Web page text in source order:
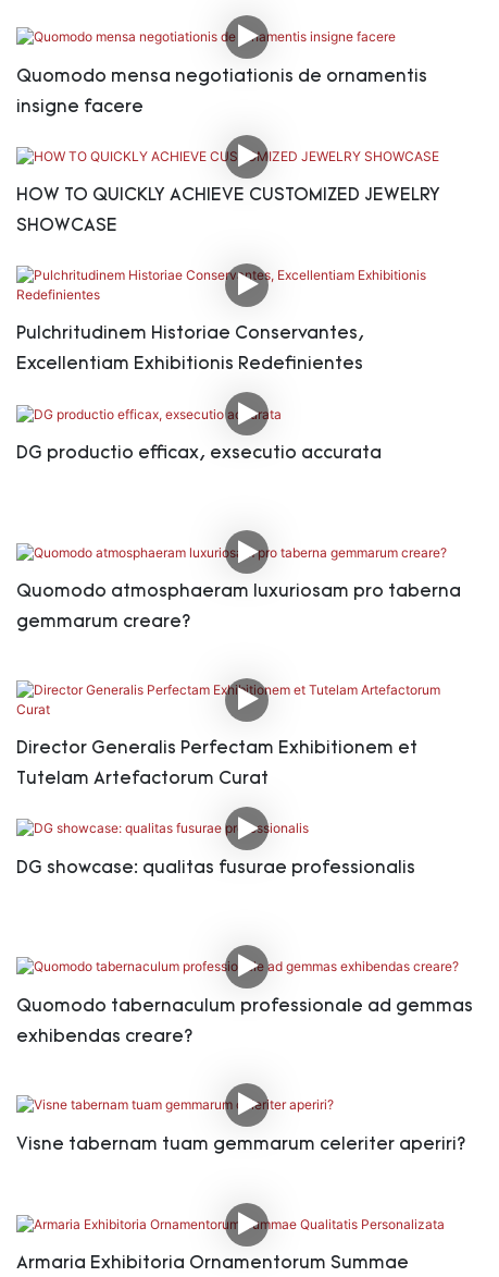
Quomodo mensa negotiationis de ornamentis
insigne facere
HOW TO QUICKLY ACHIEVE CUSTOMIZED JEWELRY
SHOWCASE
Pulchritudinem Historiae Conservantes,
Excellentiam Exhibitionis Redefinientes
DG productio efficax, exsecutio accurata
Quomodo atmosphaeram luxuriosam pro taberna
gemmarum creare?
Director Generalis Perfectam Exhibitionem et
Tutelam Artefactorum Curat
DG showcase: qualitas fusurae professionalis
Quomodo tabernaculum professionale ad gemmas
exhibendas creare?
Visne tabernam tuam gemmarum celeriter aperiri?
Armaria Exhibitoria Ornamentorum Summae